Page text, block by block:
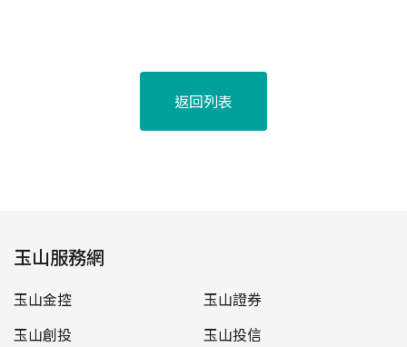
返回列表
玉山服務網
玉山金控
玉山證券
玉山創投
玉山投信